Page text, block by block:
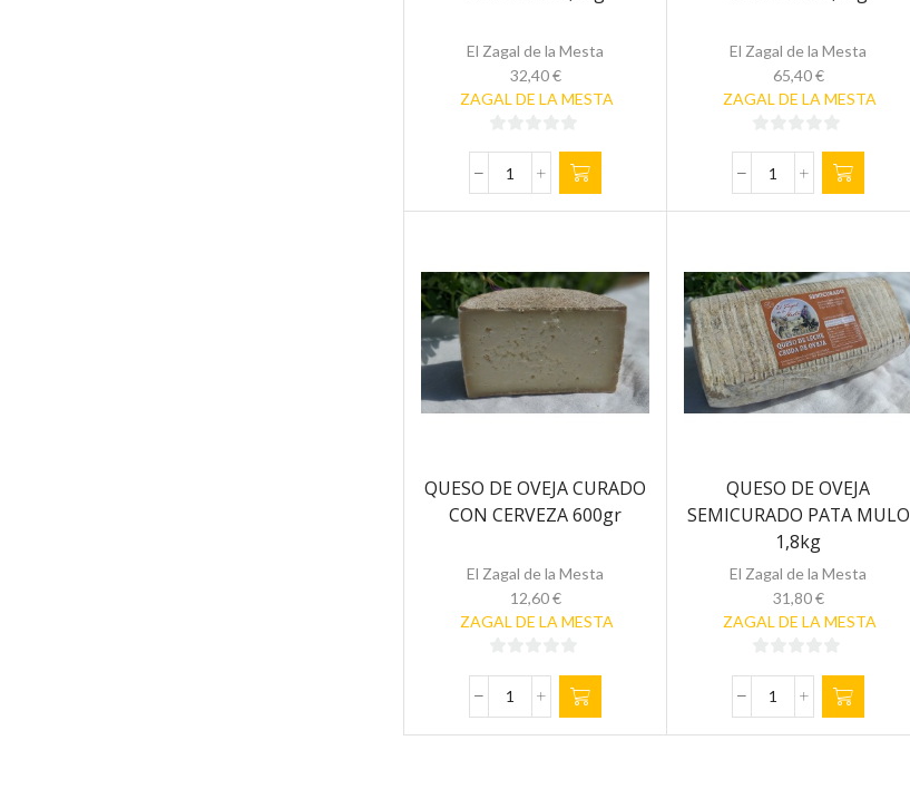
El Zagal de la Mesta
32,40€
ZAGAL DE LA MESTA
de
5
QUESO
DE
1,4kg
cantidad
El Zagal de la Mesta
65,40€
ZAGAL DE LA MESTA
de
5
QUESO
DE
2,8kg
cantidad
QUESO DE OVEJA CURADO
CON CERVEZA 600gr
El Zagal de la Mesta
12,60€
ZAGAL DE LA MESTA
de
5
QUESO
QUESO DE OVEJA
SEMICURADO PATA MULO
1,8kg
El Zagal de la Mesta
31,80€
ZAGAL DE LA MESTA
de
5
QUESO